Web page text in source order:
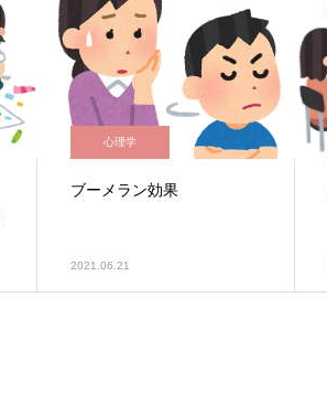
心理学
ブーメラン効果
2021.06.21